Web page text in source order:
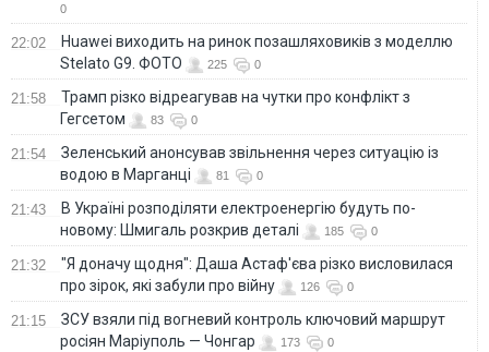
0
22:02
Huawei виходить на ринок позашляховиків з моделлю
Stelato G9. ФОТО
225 0
21:58
Трамп різко відреагував на чутки про конфлікт з
Гегсетом
83 0
21:54
Зеленський анонсував звільнення через ситуацію із
водою в Марганці
81 0
21:43
В Україні розподіляти електроенергію будуть по-
новому: Шмигаль розкрив деталі
185 0
21:32
"Я доначу щодня": Даша Астаф'єва різко висловилася
про зірок, які забули про війну
126 0
21:15
ЗСУ взяли під вогневий контроль ключовий маршрут
росіян Маріуполь — Чонгар
173 0